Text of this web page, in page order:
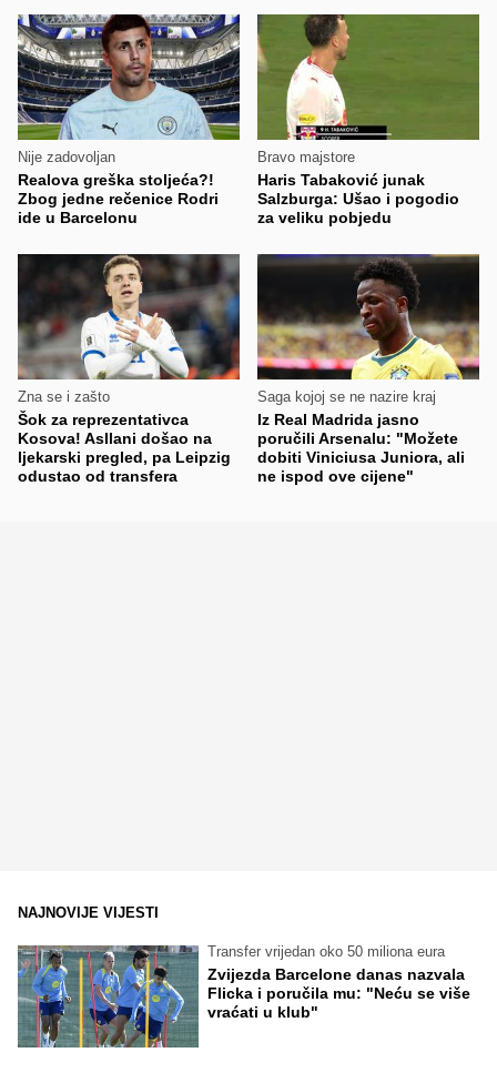
Nije zadovoljan
Realova greška stoljeća?!
Zbog jedne rečenice Rodri
ide u Barcelonu
Bravo majstore
Haris Tabaković junak
Salzburga: Ušao i pogodio
za veliku pobjedu
Zna se i zašto
Šok za reprezentativca
Kosova! Asllani došao na
ljekarski pregled, pa Leipzig
odustao od transfera
Saga kojoj se ne nazire kraj
Iz Real Madrida jasno
poručili Arsenalu: "Možete
dobiti Viniciusa Juniora, ali
ne ispod ove cijene"
NAJNOVIJE VIJESTI
Transfer vrijedan oko 50 miliona eura
Zvijezda Barcelone danas nazvala
Flicka i poručila mu: "Neću se više
vraćati u klub"